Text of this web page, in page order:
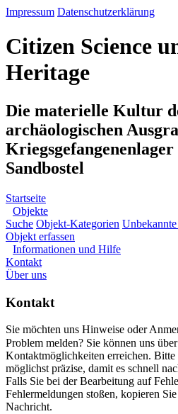
Impressum Datenschutzerklärung
Citizen Science
Heritage
Die materielle Kultur
archäologischen
Sandbostel
Startseite
Objekte
Suche Objekt-Kategorien
Objekt erfassen
Informationen und Hilfe
Kontakt
Über uns
Kontakt
Sie möchten uns Hinweise oder
Problem melden? Sie können uns
Kontaktmöglichkeiten erreichen.
möglichst präzise, damit es schnell
Falls Sie bei der Bearbeitung auf
Fehlermeldungen stoßen, kopieren
Nachricht.